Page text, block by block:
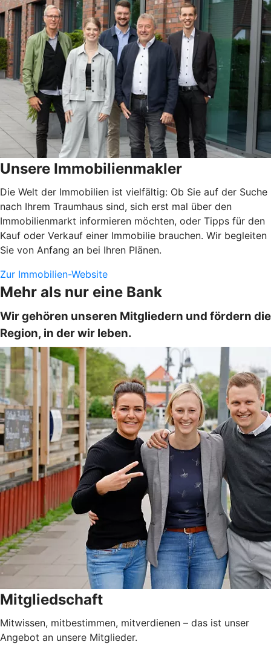
Unsere Immobilienmakler
Die Welt der Immobilien ist vielfältig: Ob Sie auf der Suche
nach Ihrem Traumhaus sind, sich erst mal über den
Immobilienmarkt informieren möchten, oder Tipps für den
Kauf oder Verkauf einer Immobilie brauchen. Wir begleiten
Sie von Anfang an bei Ihren Plänen.
Zur Immobilien-Website
Mehr als nur eine Bank
Wir gehören unseren Mitgliedern und fördern die
Region, in der wir leben.
Mitgliedschaft
Mitwissen, mitbestimmen, mitverdienen – das ist unser
Angebot an unsere Mitglieder.